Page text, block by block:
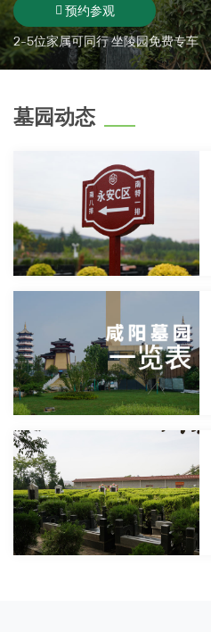
预约参观
2-5位家属可同行 坐陵园免费专车
墓园动态